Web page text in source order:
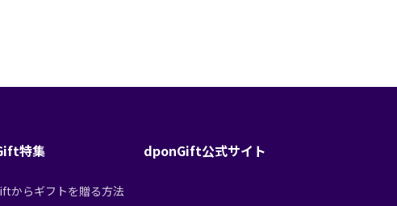
特集
からギフトを贈る方法
dponGift公式サイト